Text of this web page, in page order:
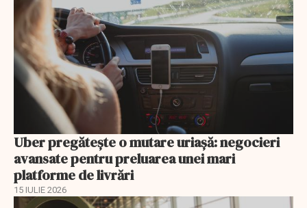
Uber pregătește o mutare uriașă: negocieri
avansate pentru preluarea unei mari
platforme de livrări
15 IULIE 2026